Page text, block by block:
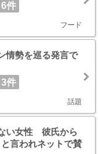
6件
フード
情勢を巡る発言で
3件
話題
い女性 彼氏から
と言われネットで賛